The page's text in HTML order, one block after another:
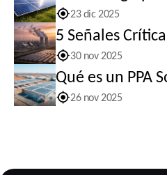
23 dic 2025
5 Señales
30 nov 2025
Qué es un PPA
26 nov 2025